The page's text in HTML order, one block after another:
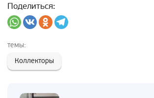
Поделиться:
темы:
Коллекторы